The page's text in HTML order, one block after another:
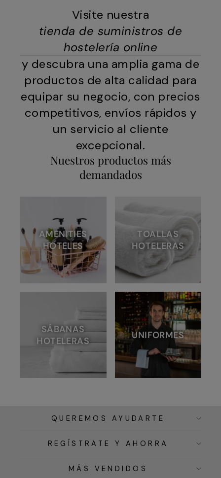
Visite nuestra
tienda de suministros de
hostelería online
y descubra una amplia gama de
productos de alta calidad para
equipar su negocio, con precios
competitivos, envíos rápidos y
un servicio al cliente
excepcional.
Nuestros productos más
demandados
AMENITIES
HOTELES
TOALLAS
HOTELERAS
SÁBANAS
HOTELERAS
UNIFORMES
QUEREMOS AYUDARTE
REGÍSTRATE Y AHORRA
MÁS VENDIDOS